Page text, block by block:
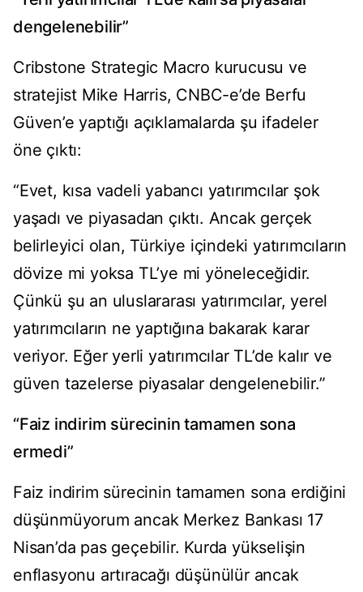
dengelenebilir”
Cribstone Strategic Macro kurucusu ve
stratejist Mike Harris, CNBC-e’de Berfu
Güven’e yaptığı açıklamalarda şu ifadeler
öne çıktı:
“Evet, kısa vadeli yabancı yatırımcılar şok
yaşadı ve piyasadan çıktı. Ancak gerçek
belirleyici olan, Türkiye içindeki yatırımcıların
dövize mi yoksa TL’ye mi yöneleceğidir.
Çünkü şu an uluslararası yatırımcılar, yerel
yatırımcıların ne yaptığına bakarak karar
veriyor. Eğer yerli yatırımcılar TL’de kalır ve
güven tazelerse piyasalar dengelenebilir.”
“Faiz indirim sürecinin tamamen sona
ermedi”
Faiz indirim sürecinin tamamen sona erdiğini
düşünmüyorum ancak Merkez Bankası 17
Nisan’da pas geçebilir. Kurda yükselişin
enflasyonu artıracağı düşünülür ancak